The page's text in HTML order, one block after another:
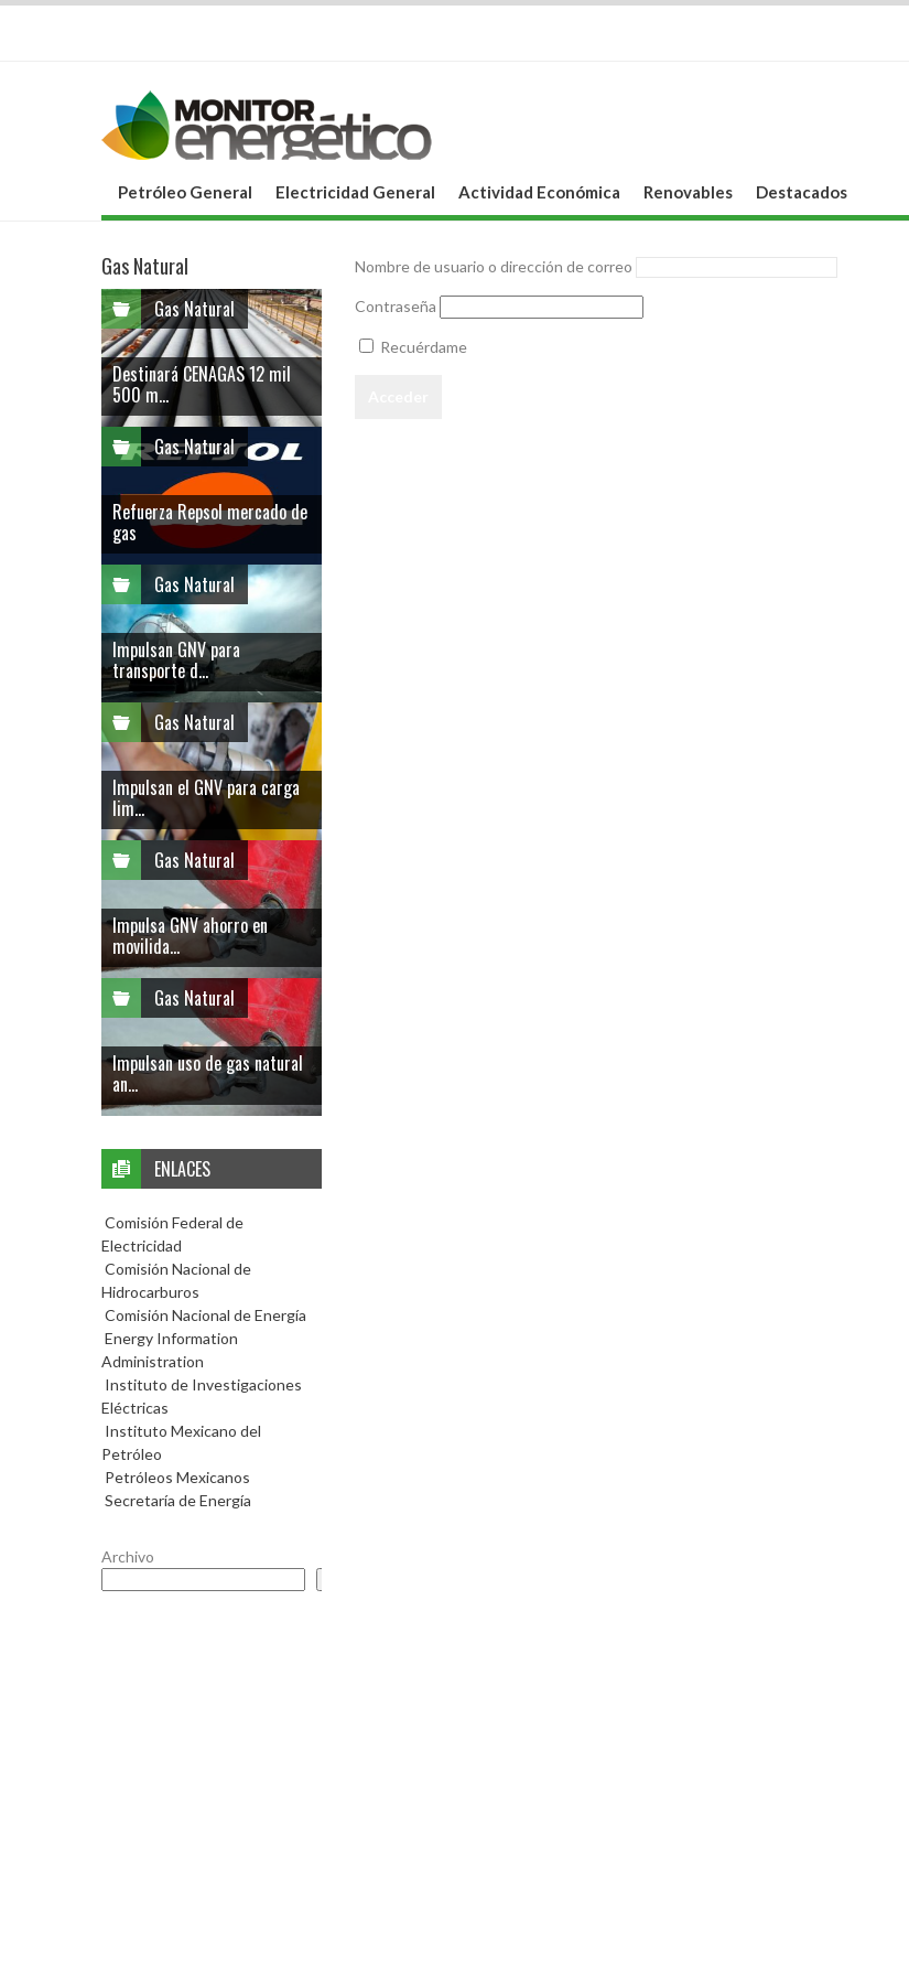
Petróleo General Electricidad General Actividad Económica Renovables Destacados
Nombre de usuario o dirección de correo
Contraseña
Recuérdame
Gas Natural
Gas Natural
Destinará CENAGAS 12 mil
500 m...
Gas Natural
Refuerza Repsol mercado de
gas
Gas Natural
Impulsan GNV para
transporte d...
Gas Natural
Impulsan el GNV para carga
lim...
Gas Natural
Impulsa GNV ahorro en
movilida...
Gas Natural
Impulsan uso de gas natural
an...
ENLACES
Comisión Federal de
Electricidad
Comisión Nacional de
Hidrocarburos
Comisión Nacional de Energía
Energy Information
Administration
Instituto de Investigaciones
Eléctricas
Instituto Mexicano del
Petróleo
Petróleos Mexicanos
Secretaría de Energía
Archivo